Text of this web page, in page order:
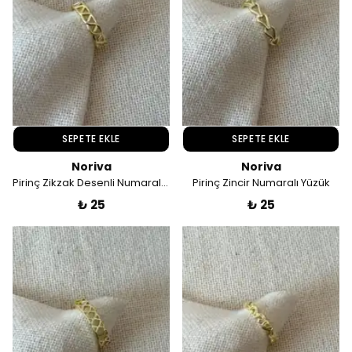
SEPETE EKLE
Noriva
Pirinç Zikzak Desenli Numaralı Yüzük
₺ 25
SEPETE EKLE
Noriva
Pirinç Zincir Numaralı Yüzük
₺ 25